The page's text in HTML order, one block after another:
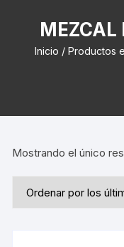
MEZCAL
Inicio / Productos
Mostrando el único